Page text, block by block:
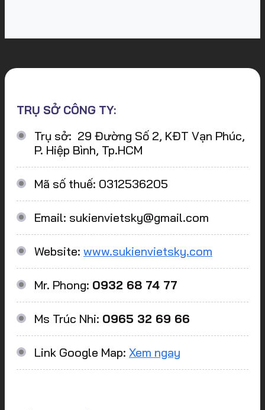
TRỤ SỞ CÔNG TY:
Trụ sở: 29 Đường Số 2, KĐT Vạn Phúc,
P. Hiệp Bình, Tp.HCM
Mã số thuế: 0312536205
Email: sukienvietsky@gmail.com
Website: www.sukienvietsky.com
Mr. Phong: 0932 68 74 77
Ms Trúc Nhi: 0965 32 69 66
Link Google Map: Xem ngay